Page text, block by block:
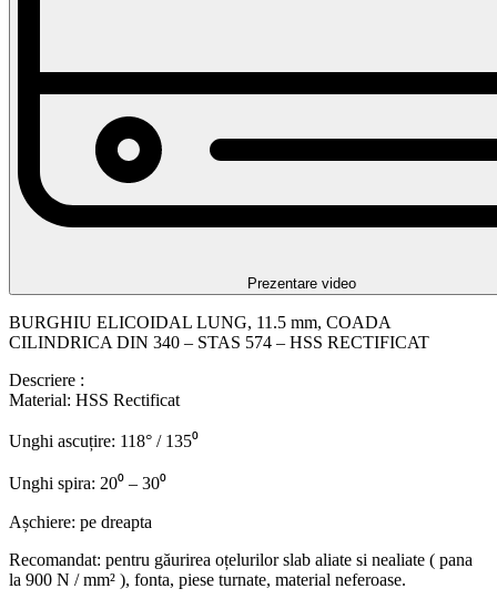
Prezentare video
BURGHIU ELICOIDAL LUNG, 11.5 mm, COADA
CILINDRICA DIN 340 – STAS 574 – HSS RECTIFICAT
Descriere :
Material: HSS Rectificat
Unghi ascuțire: 118° / 135⁰
Unghi spira: 20⁰ – 30⁰
Așchiere: pe dreapta
Recomandat: pentru găurirea oțelurilor slab aliate si nealiate ( pana
la 900 N / mm² ), fonta, piese turnate, material neferoase.